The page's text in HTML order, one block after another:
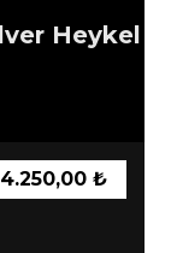
Heykel
4.250,00 ₺